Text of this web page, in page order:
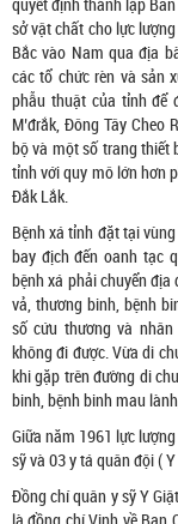
sở vật chất cho lực
Bắc vào Nam qua địa
các tổ chức rèn và sản
phẫu thuật của tỉnh để
M’đrắk, Đông Tây
bộ và một số trang thiết
tỉnh với quy mô lớn hơn
Đắk Lắk.
Bệnh xá tỉnh đặt tại
bay địch đến oanh tạc
bệnh xá phải chuyển
vả, thương binh, bệnh
số cứu thương và
không đi được. Vừa di
khi gặp trên đường di
binh, bệnh binh mau
Giữa năm 1961 lực
sỹ và 03 y tá quân đội ( Y
Đồng chí quân y sỹ Y
là đồng chí Vinh về Ban